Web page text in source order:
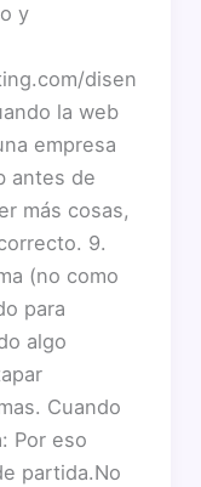
y
disen
la web
empresa
antes de
más cosas,
9.
(no como
para
algo
Cuando
Por eso
partida.No